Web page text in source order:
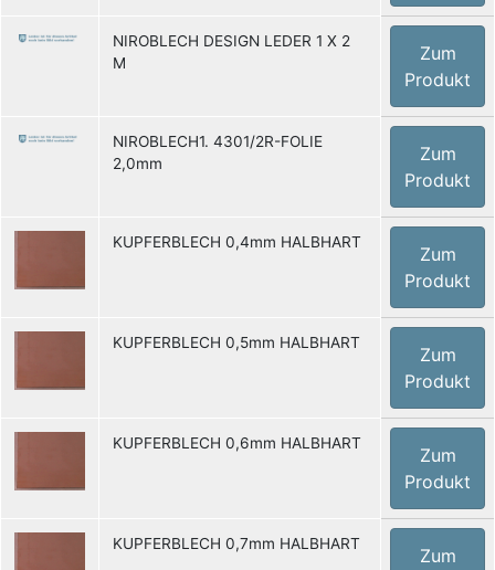
NIROBLECH DESIGN LEDER 1 X 2
M
Zum
Produkt
NIROBLECH1. 4301/2R-FOLIE
2,0mm
Zum
Produkt
KUPFERBLECH 0,4mm HALBHART
Zum
Produkt
KUPFERBLECH 0,5mm HALBHART
Zum
Produkt
KUPFERBLECH 0,6mm HALBHART
Zum
Produkt
KUPFERBLECH 0,7mm HALBHART
Zum